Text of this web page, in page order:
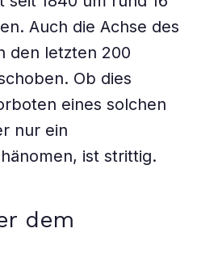
Auch die Achse des
den letzten 200
Ob dies
eines solchen
nur ein
ist strittig.
dem